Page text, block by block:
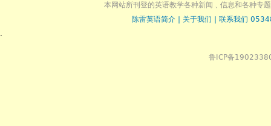
本网站所刊登的英语教学各种新闻﹑信息和各种专
陈雷英语简介
关于我们
联系我们
.
鲁ICP备